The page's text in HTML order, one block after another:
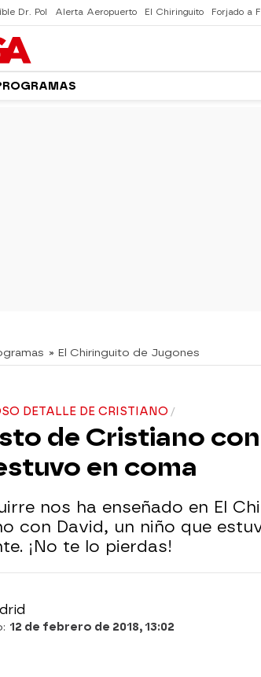
Dr. Pol Alerta Aeropuerto El Chiringuito Forjado a
» El Chiringuito de Jugones
DETALLE DE CRISTIANO
de Cristiano
en coma
nos ha enseñado en El
con David, un niño que
¡No te lo pierdas!
12 de febrero de 2018, 13:02